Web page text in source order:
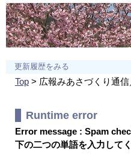
更新履歴をみる
Top> 広報みあさづくり通信
Runtime error
Error message : Spam
下の二つの単語を入力して